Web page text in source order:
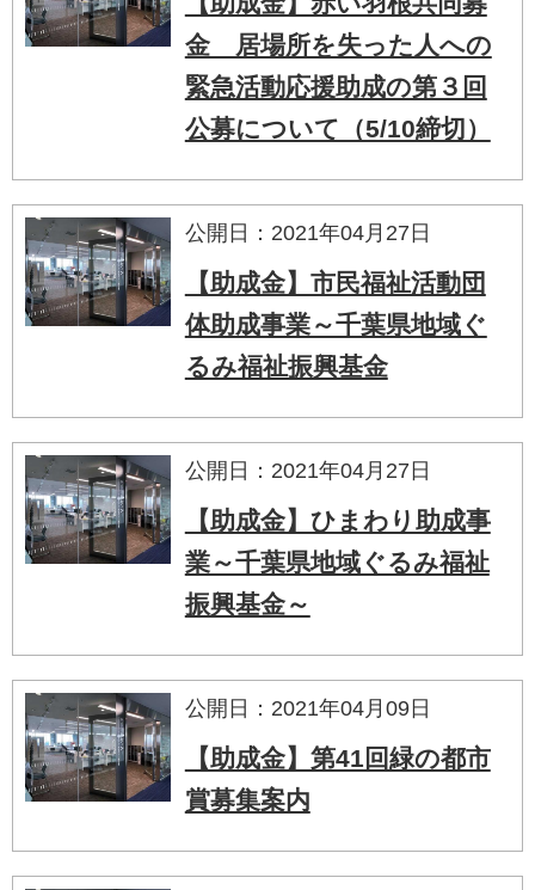
金 居場所を失った人への
緊急活動応援助成の第３回
公募について（5/10締切）
公開日：2021年04月27日
【助成金】市民福祉活動団
体助成事業～千葉県地域ぐ
るみ福祉振興基金
公開日：2021年04月27日
【助成金】ひまわり助成事
業～千葉県地域ぐるみ福祉
振興基金～
公開日：2021年04月09日
【助成金】第41回緑の都市
賞募集案内